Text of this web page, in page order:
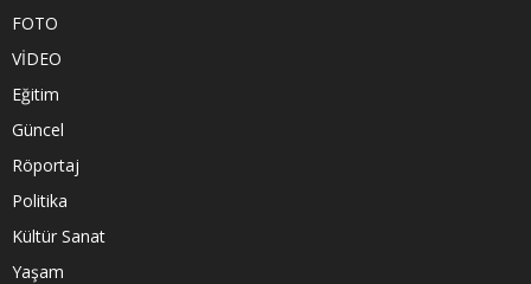
FOTO
VİDEO
Eğitim
Güncel
Röportaj
Politika
Kültür Sanat
Yaşam